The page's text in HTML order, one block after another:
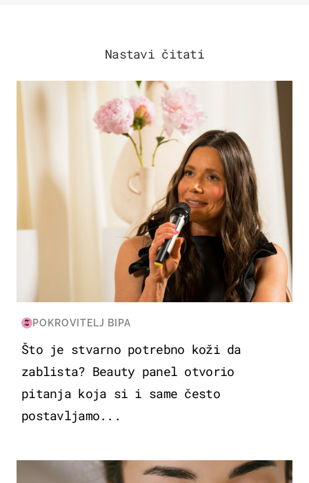
Nastavi čitati
MODA & LJEPOTA
POKROVITELJ BIPA
Što je stvarno potrebno koži da
zablista? Beauty panel otvorio
pitanja koja si i same često
postavljamo...
MODA & LJEPOTA